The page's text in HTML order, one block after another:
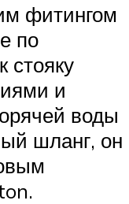
фитингом
по
и
воды
шланг, он